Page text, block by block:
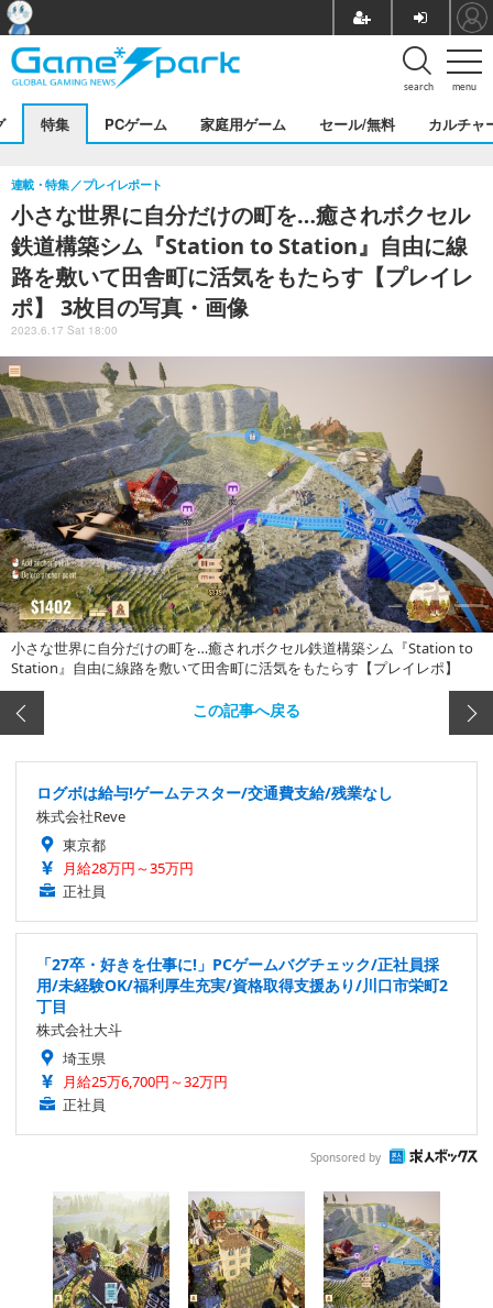
menu
search
特集 PCゲーム 家庭用ゲーム セール/無料 カルチャ
小さな世界に自分だけの町を…癒されボクセル
鉄道構築シム『Station to Station』自由に線
路を敷いて田舎町に活気をもたらす【プレイレ
ポ】 3枚目の写真・画像
連載・特集 プレイレポート
2023.6.17 Sat 18:00
小さな世界に自分だけの町を…癒されボクセル鉄道構築シム『Station to
Station』自由に線路を敷いて田舎町に活気をもたらす【プレイレポ】
この記事へ戻る
ログボは給与!ゲームテスター/交通費支給/残業なし
株式会社Reve
東京都
月給28万円～35万円
正社員
「27卒・好きを仕事に!」PCゲームバグチェック/正社員採
用/未経験OK/福利厚生充実/資格取得支援あり/川口市栄町2
丁目
株式会社大斗
埼玉県
月給25万6,700円～32万円
正社員
Sponsored by